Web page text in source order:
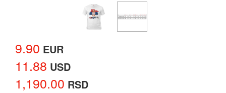
9.90 EUR
11.88 USD
1,190.00 RSD